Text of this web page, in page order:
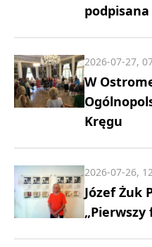
podpisana
W
Kręgu
2026-07-27,
Józef Żuk
2026-07-26,